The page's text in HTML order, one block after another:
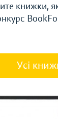
книжки,
Усі